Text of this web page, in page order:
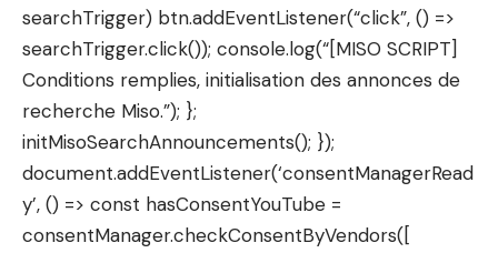
searchTrigger) btn.addEventListener(“click”, () =>
searchTrigger.click()); console.log(“[MISO SCRIPT]
Conditions remplies, initialisation des annonces de
recherche Miso.”); };
initMisoSearchAnnouncements(); });
document.addEventListener(‘consentManagerRead
y’, () => const hasConsentYouTube =
consentManager.checkConsentByVendors([